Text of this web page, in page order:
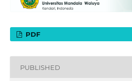
PDF
PUBLISHED